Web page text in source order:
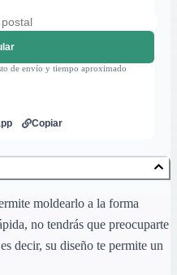
de envío y tiempo aproximado
Copiar
moldearlo a la forma
no tendrás que preocuparte
decir, su diseño te permite un